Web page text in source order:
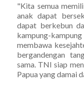
"Kita semua
anak dapat
dapat berkebun
kampung-
membawa
bergandengan
sama. TNI siap
Papua yang damai